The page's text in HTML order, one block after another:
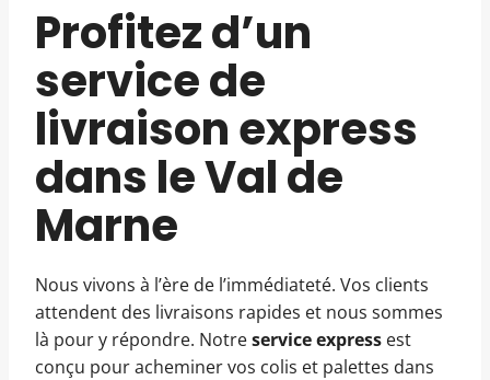
Profitez d’un
service de
livraison express
dans le Val de
Marne
Nous vivons à l’ère de l’immédiateté. Vos clients
attendent des livraisons rapides et nous sommes
là pour y répondre. Notreservice express est
conçu pour acheminer vos colis et palettes dans